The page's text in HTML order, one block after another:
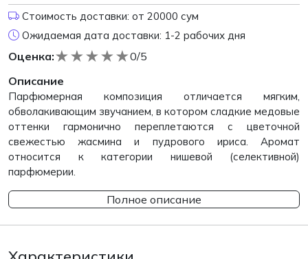
Стоимость доставки: от 20000 сум
Ожидаемая дата доставки: 1-2 рабочих дня
Оценка: ★
★
★
★
★
0/5
Описание
Парфюмерная композиция отличается мягким,
обволакивающим звучанием, в котором сладкие медовые
оттенки гармонично переплетаются с цветочной
свежестью жасмина и пудрового ириса. Аромат
относится к категории нишевой (селективной)
парфюмерии.
Полное описание